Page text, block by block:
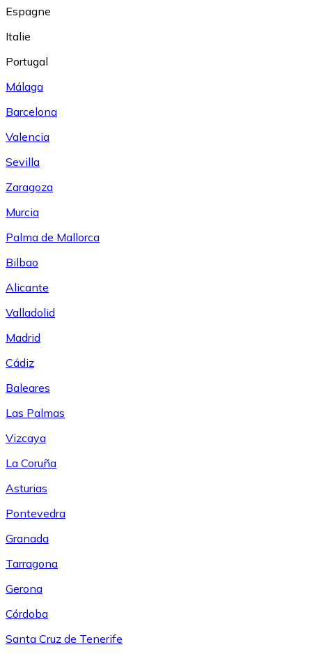
Espagne
Italie
Portugal
Málaga
Barcelona
Valencia
Sevilla
Zaragoza
Murcia
Palma de Mallorca
Bilbao
Alicante
Valladolid
Madrid
Cádiz
Baleares
Las Palmas
Vizcaya
La Coruña
Asturias
Pontevedra
Granada
Tarragona
Gerona
Córdoba
Santa Cruz de Tenerife